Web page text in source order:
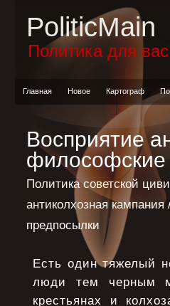
PoliticMain
Политика для вас
Главная Новое Картограф
Восприятие
философские
Политика советской
антиколхозная кампания/
предпосылки
Есть один тяжелый
люди тем черным
крестьянах и